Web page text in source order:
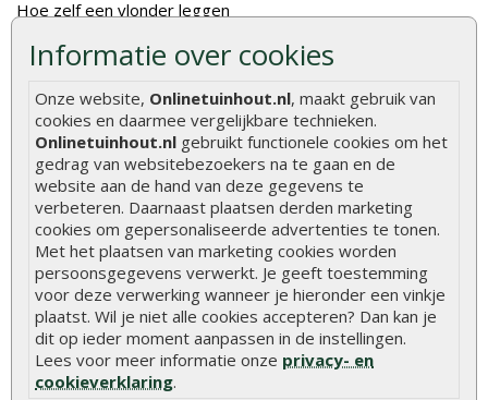
Informatie over cookies
Onze website, Onlinetuinhout.nl, maakt gebruik van
cookies en daarmee vergelijkbare technieken.
Onlinetuinhout.nl gebruikt functionele cookies om het
gedrag van websitebezoekers na te gaan en de
website aan de hand van deze gegevens te
verbeteren. Daarnaast plaatsen derden marketing
cookies om gepersonaliseerde advertenties te tonen.
Met het plaatsen van marketing cookies worden
persoonsgegevens verwerkt. Je geeft toestemming
voor deze verwerking wanneer je hieronder een vinkje
plaatst. Wil je niet alle cookies accepteren? Dan kan je
dit op ieder moment aanpassen in de instellingen.
Lees voor meer informatie onze privacy- en
cookieverklaring.
Hoe zelf een vlonder leggen
Hoe betonpaal plaatsen
De 9 beste tuinschermen van Onlinetuinhout.nl
Stijlvolle houtsoorten voor in de tuin
Duurzame tuin
Welke palen voor een schapenhek
Alle populaire categorieën
Tuinhout
Schutting
Vlonderplanken
Tuindeuren
Tuinschermen